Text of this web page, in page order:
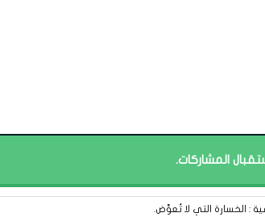
المشاركات.
: الخسارة التي لا تُعوَّض.